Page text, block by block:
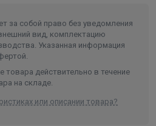
за собой право без уведомления
вид, комплектацию
Указанная информация
действительно в течение
на складе.
или описании товара?